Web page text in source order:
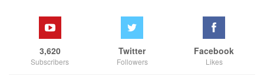
Facebook
Likes
Twitter
Followers
3,620
Subscribers